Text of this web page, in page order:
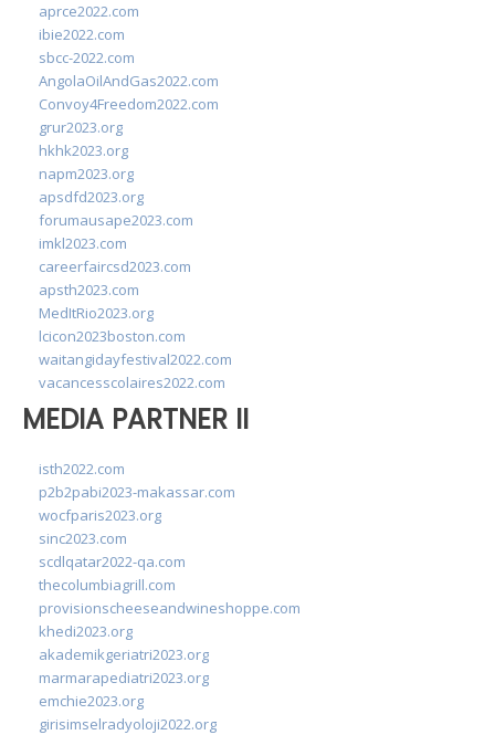
aprce2022.com
ibie2022.com
sbcc-2022.com
AngolaOilAndGas2022.com
Convoy4Freedom2022.com
grur2023.org
hkhk2023.org
napm2023.org
apsdfd2023.org
forumausape2023.com
imkl2023.com
careerfaircsd2023.com
apsth2023.com
MedItRio2023.org
lcicon2023boston.com
waitangidayfestival2022.com
vacancesscolaires2022.com
MEDIA PARTNER II
isth2022.com
p2b2pabi2023-makassar.com
wocfparis2023.org
sinc2023.com
scdlqatar2022-qa.com
thecolumbiagrill.com
provisionscheeseandwineshoppe.com
khedi2023.org
akademikgeriatri2023.org
marmarapediatri2023.org
emchie2023.org
girisimselradyoloji2022.org